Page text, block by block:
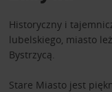
Historyczny i
lubelskiego, miasto
Bystrzycą.
Stare Miasto jest